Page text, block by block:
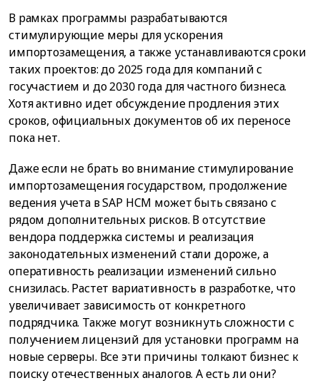
В рамках программы разрабатываются
стимулирующие меры для ускорения
импортозамещения, а также устанавливаются сроки
таких проектов: до 2025 года для компаний с
госучастием и до 2030 года для частного бизнеса.
Хотя активно идет обсуждение продления этих
сроков, официальных документов об их переносе
пока нет.
Даже если не брать во внимание стимулирование
импортозамещения государством, продолжение
ведения учета в SAP HCM может быть связано с
рядом дополнительных рисков. В отсутствие
вендора поддержка системы и реализация
законодательных изменений стали дороже, а
оперативность реализации изменений сильно
снизилась. Растет вариативность в разработке, что
увеличивает зависимость от конкретного
подрядчика. Также могут возникнуть сложности с
получением лицензий для установки программ на
новые серверы. Все эти причины толкают бизнес к
поиску отечественных аналогов. А есть ли они?